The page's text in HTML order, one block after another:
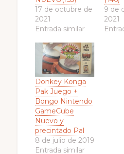
17 de octubre de
2021
Entrada similar
9 de
2021
Donkey Konga
Pak Juego +
Bongo Nintendo
GameCube
Nuevo y
precintado Pal
8 de julio de 2019
Entrada similar